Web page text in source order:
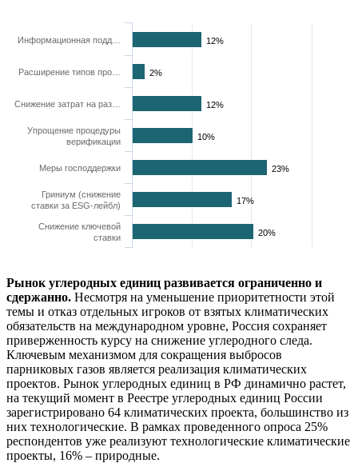
12%
2%
12%
10%
23%
17%
20%
Информационная подд…
Расширение типов про…
Снижение затрат на раз…
Упрощение процедуры
верификации
Меры господдержки
Гриниум (снижение
ставки за ESG-лейбл)
Снижение ключевой
ставки
Рынок углеродных единиц развивается ограниченно и
сдержанно. Несмотря на уменьшение приоритетности этой
темы и отказ отдельных игроков от взятых климатических
обязательств на международном уровне, Россия сохраняет
приверженность курсу на снижение углеродного следа.
Ключевым механизмом для сокращения выбросов
парниковых газов является реализация климатических
проектов. Рынок углеродных единиц в РФ динамично растет,
на текущий момент в Реестре углеродных единиц России
зарегистрировано 64 климатических проекта, большинство из
них технологические. В рамках проведенного опроса 25%
респондентов уже реализуют технологические климатические
проекты, 16% – природные.